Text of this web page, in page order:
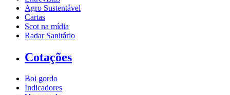
Agro Sustentável
Cartas
Scot na mídia
Radar Sanitário
Cotações
Boi gordo
Indicadores